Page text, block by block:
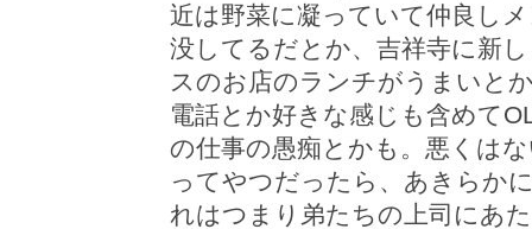
近は野菜に凝っていて仲良し
没してるだとか、吉祥寺に新
スのお店のランチがうまいと
電話とか好きな感じも含めて
の仕事の愚痴とかも。悪くは
ってやつだったら、あきらか
れはつまり弟たちの上司にあ